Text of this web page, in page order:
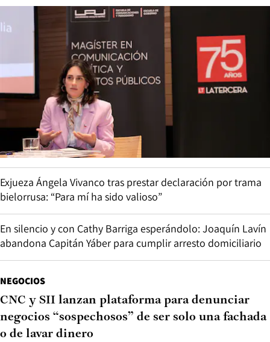
Exjueza Ángela Vivanco tras prestar declaración por trama
bielorrusa: “Para mí ha sido valioso”
En silencio y con Cathy Barriga esperándolo: Joaquín Lavín
abandona Capitán Yáber para cumplir arresto domiciliario
NEGOCIOS
CNC y SII lanzan plataforma para denunciar
negocios “sospechosos” de ser solo una fachada
o de lavar dinero